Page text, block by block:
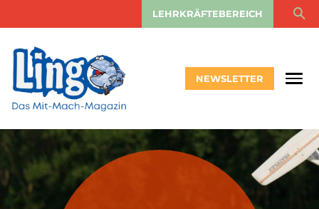
LEHRKRÄFTEBEREICH
NEWSLETTER